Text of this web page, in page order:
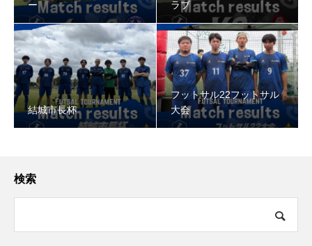
ー
ラブ
結城市長杯
フットサル22フットサル
大会
検索